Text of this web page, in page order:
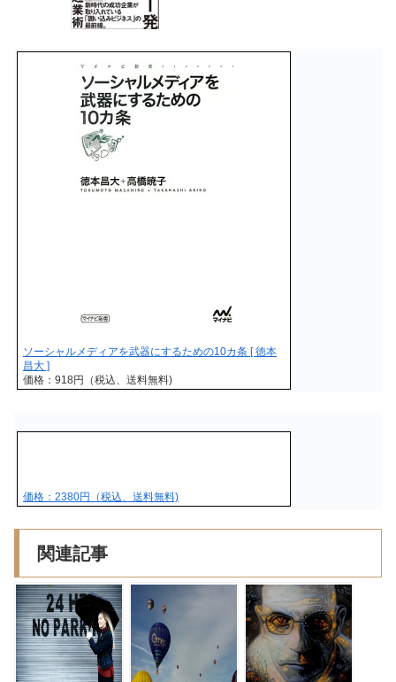
ソーシャルメディアを武器にするための10カ条 [ 徳本
昌大 ]
価格：918円（税込、送料無料)
価格：2380円（税込、送料無料)
関連記事